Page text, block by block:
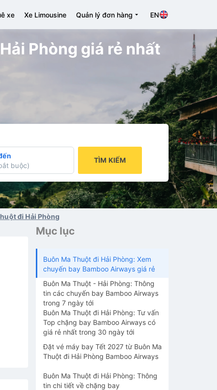
xe Xe Limousine Quản lý đơn hàng EN
Phòng giá rẻ nhất
buộc)
TÌM KIẾM
đi Hải Phòng
Mục lục
Buôn Ma Thuột đi Hải Phòng: Xem
chuyến bay Bamboo Airways giá rẻ
Buôn Ma Thuột - Hải Phòng: Thông
tin các chuyến bay Bamboo Airways
trong 7 ngày tới
Buôn Ma Thuột đi Hải Phòng: Tư vấn
Top chặng bay Bamboo Airways có
giá rẻ nhất trong 30 ngày tới
Đặt vé máy bay Tết 2027 từ Buôn Ma
Thuột đi Hải Phòng Bamboo Airways
Buôn Ma Thuột đi Hải Phòng: Thông
tin chi tiết về chặng bay